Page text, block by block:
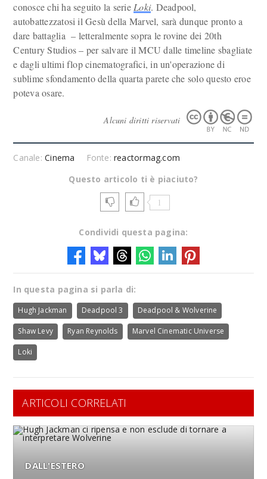
conosce chi ha seguito la serie Loki. Deadpool,
autobattezzatosi il Gesù della Marvel, sarà dunque pronto a
dare battaglia – letteralmente sopra le rovine dei 20th
Century Studios – per salvare il MCU dalle timeline sbagliate
e dagli ultimi flop cinematografici, in un'operazione di
sublime sfondamento della quarta parete che solo questo eroe
poteva osare.
Alcuni diritti riservati
Canale:Cinema Fonte:reactormag.com
Questo articolo ti è piaciuto?
1
Condividi questa pagina:
In questa pagina si parla di:
Hugh Jackman Deadpool 3 Deadpool & Wolverine
Shaw Levy Ryan Reynolds Marvel Cinematic Universe
Loki
ARTICOLI CORRELATI
DALL'ESTERO